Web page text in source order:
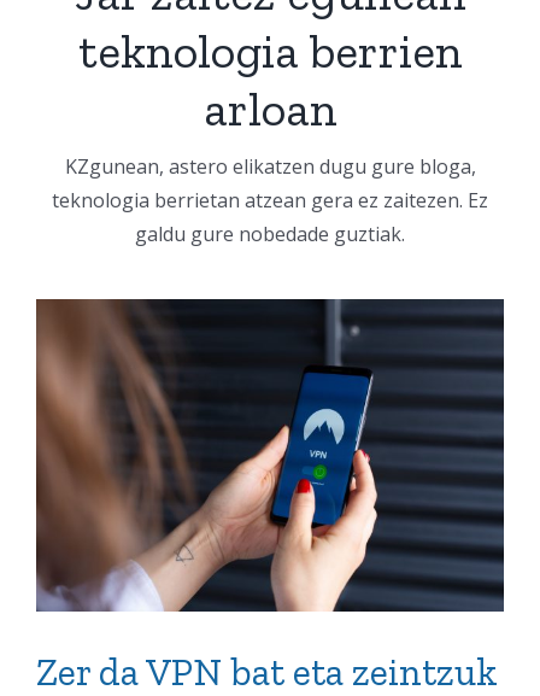
teknologia berrien
arloan
KZgunean, astero elikatzen dugu gure bloga,
teknologia berrietan atzean gera ez zaitezen. Ez
galdu gure nobedade guztiak.
Zer da VPN bat eta
zeintzuk dira aukerarik
onenak 2026an?
Zer da VPN bat eta zeintzuk